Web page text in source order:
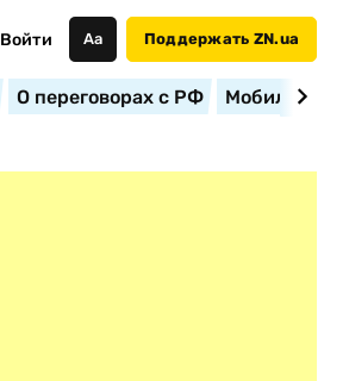
Войти Аа Поддержать ZN.ua
О переговорах с РФ